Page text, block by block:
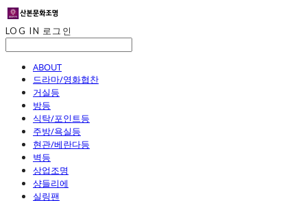
LOG IN 로그인
ABOUT
드라마/영화협찬
거실등
방등
식탁/포인트등
주방/욕실등
현관/베란다등
벽등
상업조명
샹들리에
실링팬